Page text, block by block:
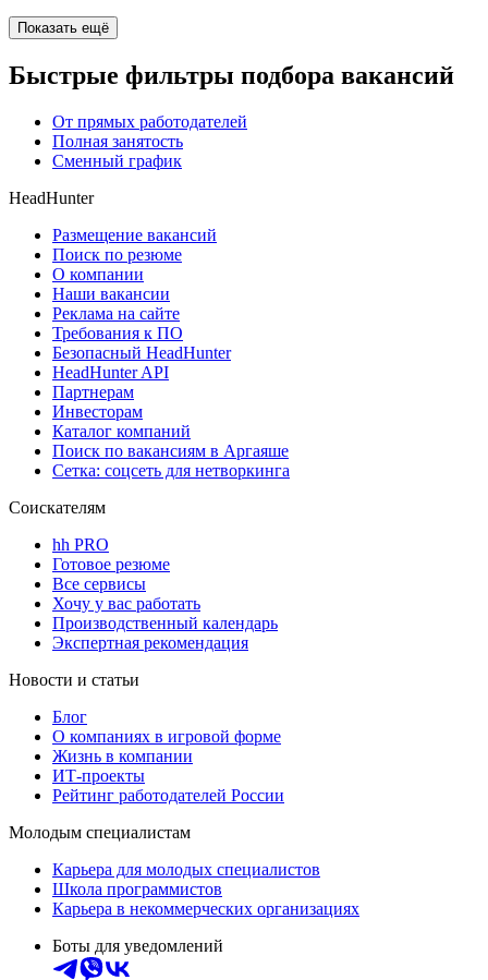
Показать ещё
Быстрые фильтры подбора вакансий
От прямых работодателей
Полная занятость
Сменный график
HeadHunter
Размещение вакансий
Поиск по резюме
О компании
Наши вакансии
Реклама на сайте
Требования к ПО
Безопасный HeadHunter
HeadHunter API
Партнерам
Инвесторам
Каталог компаний
Поиск по вакансиям в Аргаяше
Сетка: соцсеть для нетворкинга
Соискателям
hh PRO
Готовое резюме
Все сервисы
Хочу у вас работать
Производственный календарь
Экспертная рекомендация
Новости и статьи
Блог
О компаниях в игровой форме
Жизнь в компании
ИТ-проекты
Рейтинг работодателей России
Молодым специалистам
Карьера для молодых специалистов
Школа программистов
Карьера в некоммерческих организациях
Боты для уведомлений